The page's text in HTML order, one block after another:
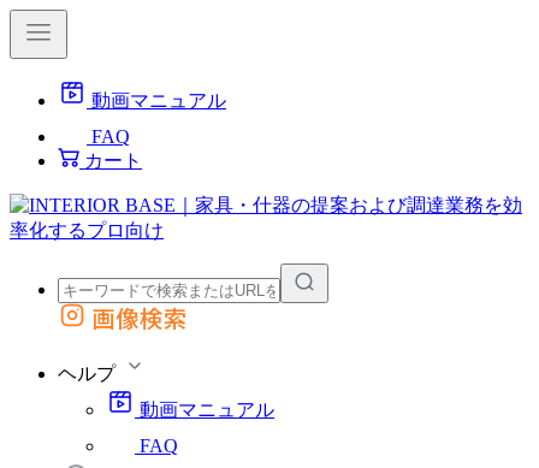
動画マニュアル
FAQ
カート
外部サイトの商品をカートに追加
画像検索
ヘルプ
動画マニュアル
FAQ